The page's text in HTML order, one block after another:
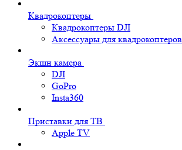
Квадрокоптеры
Квадрокоптеры DJI
Аксессуары для квадрокоптеров
Экшн камера
DJI
GoPro
Insta360
Приставки для ТВ
Apple TV